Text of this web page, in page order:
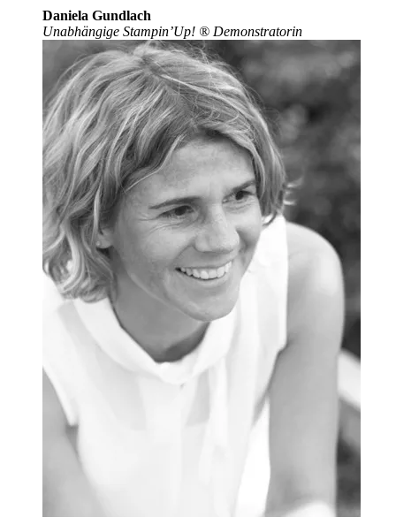
Daniela Gundlach
Unabhängige Stampin’Up! ® Demonstratorin